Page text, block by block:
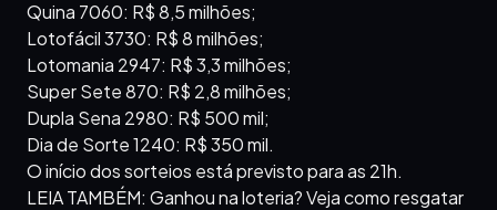
Quina 7060: R$ 8,5 milhões;
Lotofácil 3730: R$ 8 milhões;
Lotomania 2947: R$ 3,3 milhões;
Super Sete 870: R$ 2,8 milhões;
Dupla Sena 2980: R$ 500 mil;
Dia de Sorte 1240: R$ 350 mil.
O início dos sorteios está previsto para as 21h.
LEIA TAMBÉM: Ganhou na loteria? Veja como resgatar